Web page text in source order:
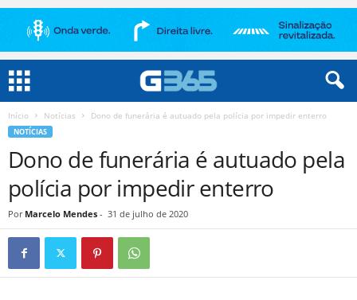
Início Notícias Dono de funerária é autuado pela polícia por impedir enterro
NOTÍCIAS
Dono de funerária é autuado pela
polícia por impedir enterro
Por Marcelo Mendes - 31 de julho de 2020